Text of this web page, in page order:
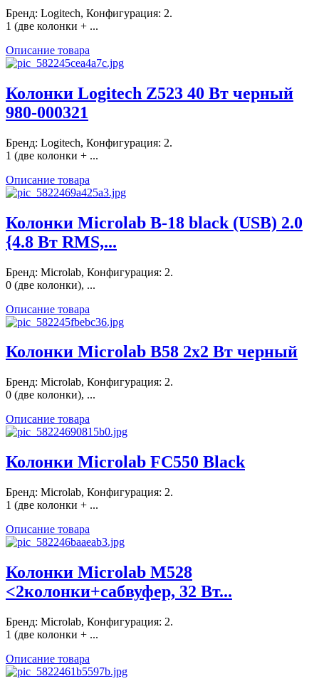
Бренд: Logitech, Конфигурация: 2.
1 (две колонки + ...
Описание товара
Колонки Logitech Z523 40 Вт черный
980-000321
Бренд: Logitech, Конфигурация: 2.
1 (две колонки + ...
Описание товара
Колонки Microlab B-18 black (USB) 2.0
{4.8 Вт RMS,...
Бренд: Microlab, Конфигурация: 2.
0 (две колонки), ...
Описание товара
Колонки Microlab B58 2х2 Вт черный
Бренд: Microlab, Конфигурация: 2.
0 (две колонки), ...
Описание товара
Колонки Microlab FC550 Black
Бренд: Microlab, Конфигурация: 2.
1 (две колонки + ...
Описание товара
Колонки Microlab M528
<2колонки+сабвуфер, 32 Вт...
Бренд: Microlab, Конфигурация: 2.
1 (две колонки + ...
Описание товара